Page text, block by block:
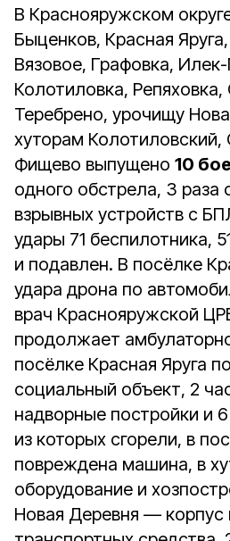
В Краснояружском
Быценков, Красная
Вязовое, Графовка,
Колотиловка, Репяховка,
Теребрено, урочищу
хуторам Колотиловский,
Фищево выпущено 10
одного обстрела, 3
взрывных устройств с
удары 71 беспилотника,
и подавлен. В посёлке
удара дрона по
врач Краснояружской
продолжает
посёлке Красная Яруга
социальный объект, 2
надворные постройки и
из которых сгорели, в
повреждена машина, в
оборудование и
Новая Деревня — корпус